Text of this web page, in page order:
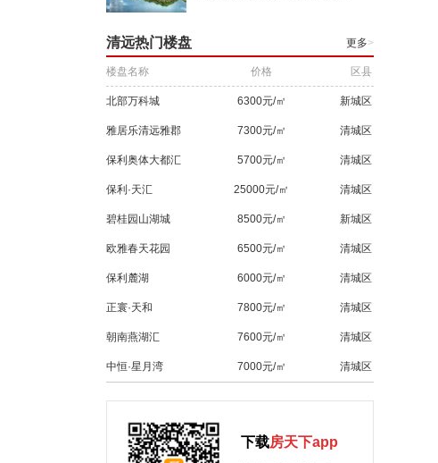
清远热门楼盘 更多>
楼盘名称 价格 区县
北部万科城 6300元/㎡ 新城区
雅居乐清远雅郡 7300元/㎡ 清城区
保利奥体大都汇 5700元/㎡ 清城区
保利·天汇 25000元/㎡ 清城区
碧桂园山湖城 8500元/㎡ 新城区
欧雅春天花园 6500元/㎡ 清城区
保利麓湖 6000元/㎡ 清城区
正寰·天和 7800元/㎡ 清城区
朝南燕湖汇 7600元/㎡ 清城区
中恒·星月湾 7000元/㎡ 清城区
下载房天下app